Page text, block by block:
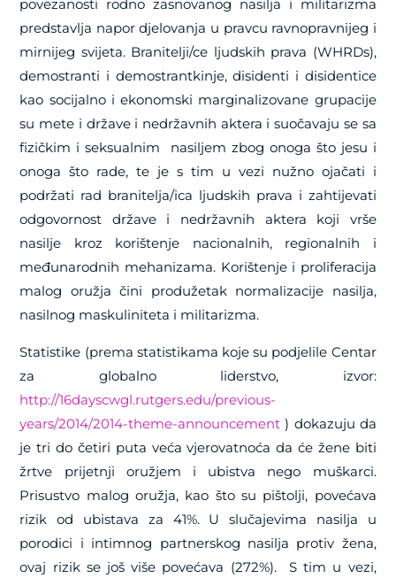
povezanosti rodno zasnovanog nasilja i militarizma
predstavlja napor djelovanja u pravcu ravnopravnijeg i
mirnijeg svijeta. Branitelji/ce ljudskih prava (WHRDs),
demostranti i demostrantkinje, disidenti i disidentice
kao socijalno i ekonomski marginalizovane grupacije
su mete i države i nedržavnih aktera i suočavaju se sa
fizičkim i seksualnim nasiljem zbog onoga što jesu i
onoga što rade, te je s tim u vezi nužno ojačati i
podržati rad branitelja/ica ljudskih prava i zahtijevati
odgovornost države i nedržavnih aktera koji vrše
nasilje kroz korištenje nacionalnih, regionalnih i
međunarodnih mehanizama. Korištenje i proliferacija
malog oružja čini produžetak normalizacije nasilja,
nasilnog maskuliniteta i militarizma.
Statistike (prema statistikama koje su podjelile Centar
za globalno liderstvo, izvor:
http://16dayscwgl.rutgers.edu/previous-
years/2014/2014-theme-announcement ) dokazuju da
je tri do četiri puta veća vjerovatnoća da će žene biti
žrtve prijetnji oružjem i ubistva nego muškarci.
Prisustvo malog oružja, kao što su pištolji, povećava
rizik od ubistava za 41%. U slučajevima nasilja u
porodici i intimnog partnerskog nasilja protiv žena,
ovaj rizik se još više povećava (272%). S tim u vezi,